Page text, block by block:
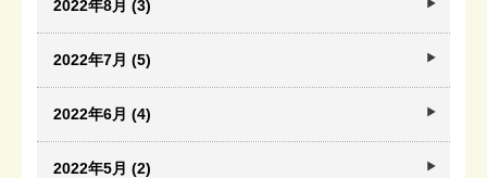
2022年8月 (3)
2022年7月 (5)
2022年6月 (4)
2022年5月 (2)